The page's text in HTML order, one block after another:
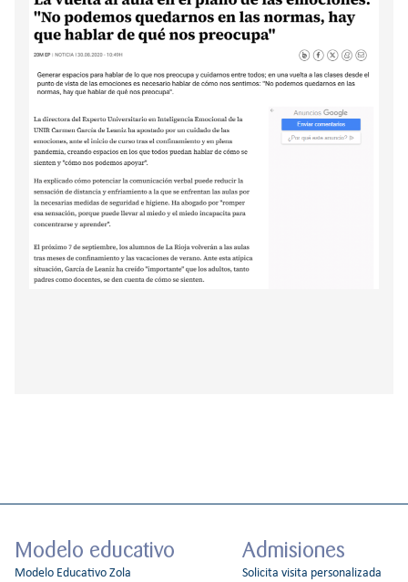
Modelo educativo
Modelo Educativo Zola
Admisiones
Solicita visita personalizada